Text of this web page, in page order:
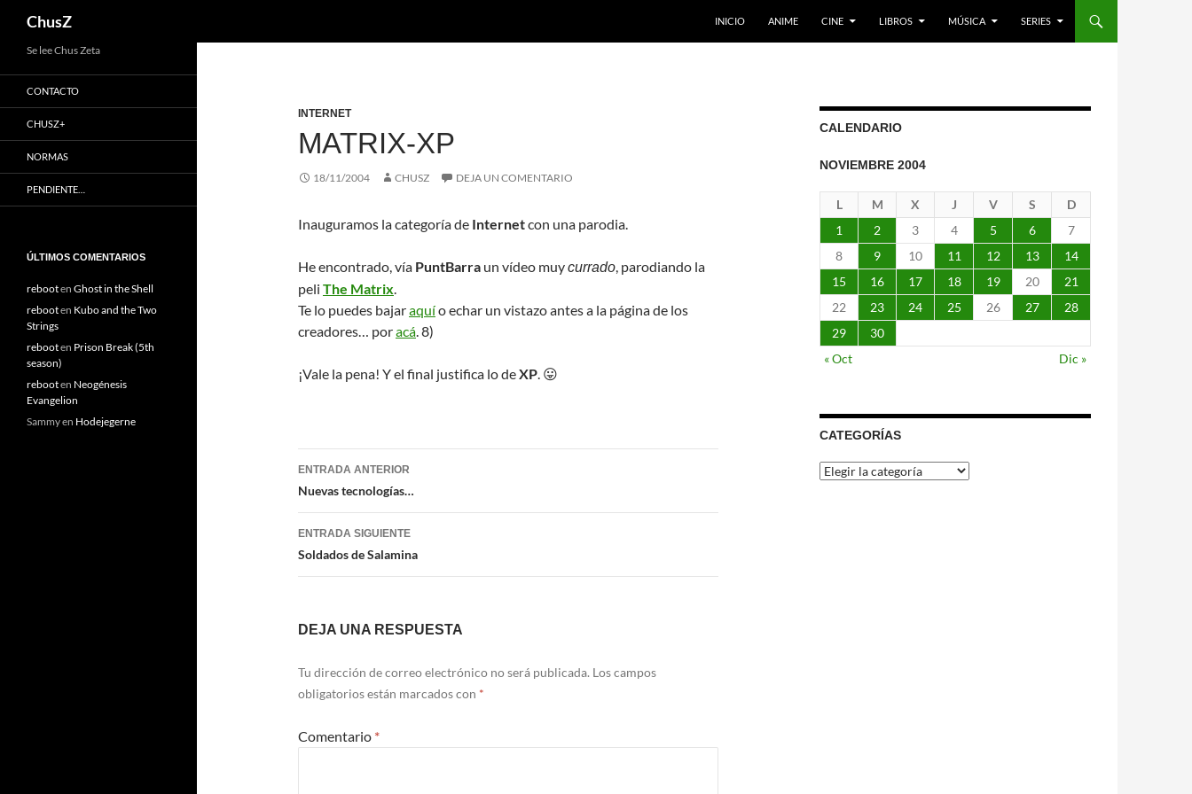
Saltar
al
contenido
ChusZ INICIO ANIME CINE LIBROS MÚSICA SERIES
INTERNET
MATRIX-XP
18/11/2004 CHUSZ DEJA UN COMENTARIO
Inauguramos la categoría de Internetcon una parodia.
He encontrado, vía PuntBarra un vídeo muycurrado, parodiando la
peli The Matrix.
Te lo puedes bajaraquío echar un vistazo antes a la página de los
creadores… poracá. 8)
¡Vale la pena! Y el final justifica lo deXP. 😛
Navegación
de
entradas
ENTRADA ANTERIOR
Nuevas tecnologías…
ENTRADA SIGUIENTE
Soldados de Salamina
DEJA UNA RESPUESTA
Tu dirección de correo electrónico no será publicada. Los campos
obligatorios están marcados con *
Comentario *
CALENDARIO
NOVIEMBRE 2004
L M X J V S
D
1
2 3 4 5 6
7
8
9 10 11 12 13
14
15
16 17 18 19 20
21
22
23 24 25 26 27
28
29
30
« Oct
Dic »
CATEGORÍAS
Categorías
Se lee Chus Zeta
CONTACTO
CHUSZ+
NORMAS
PENDIENTE…
ÚLTIMOS COMENTARIOS
rebooten Ghost in the Shell
rebooten Kubo and the Two
Strings
rebooten Prison Break (5th
season)
rebooten Neogénesis
Evangelion
Sammyen Hodejegerne